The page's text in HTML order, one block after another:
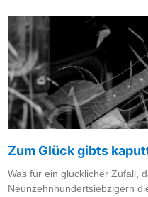
Zum Glück gibts
Was für ein glücklicher Zufall,
Neunzehnhundertsiebzigern